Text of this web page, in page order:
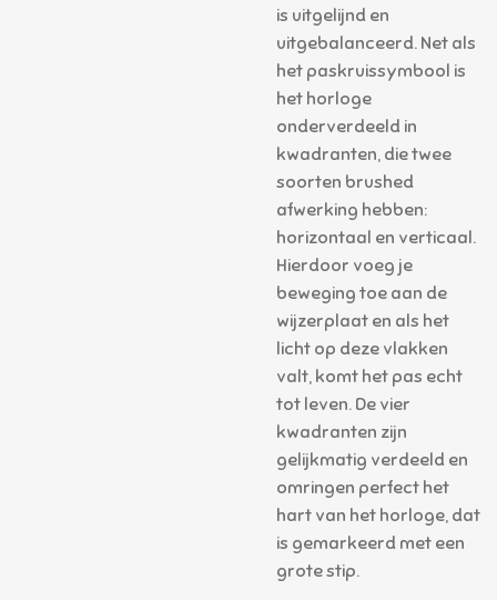
is uitgelijnd en
uitgebalanceerd. Net als
het paskruissymbool is
het horloge
onderverdeeld in
kwadranten, die twee
soorten brushed
afwerking hebben:
horizontaal en verticaal.
Hierdoor voeg je
beweging toe aan de
wijzerplaat en als het
licht op deze vlakken
valt, komt het pas echt
tot leven. De vier
kwadranten zijn
gelijkmatig verdeeld en
omringen perfect het
hart van het horloge, dat
is gemarkeerd met een
grote stip.